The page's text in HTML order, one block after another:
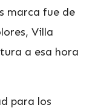
marca fue de
Villa
a esa hora
para los